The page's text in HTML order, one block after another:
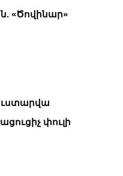
«Ծովինար»
փուլի